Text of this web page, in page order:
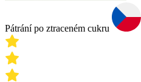
Pátrání po ztraceném cukru